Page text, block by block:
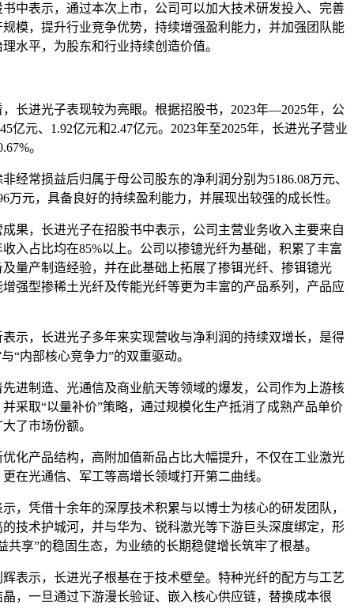
表示，通过本次上市，公司可以加大技术研发投入、完善
模，提升行业竞争优势，持续增强盈利能力，并加强团队能
水平，为股东和行业持续创造价值。
进光子表现较为亮眼。根据招股书，2023年—2025年，公
亿元、1.92亿元和2.47亿元。2023年至2025年，长进光子营业
。
常损益后归属于母公司股东的净利润分别为5186.08万元、
万元，具备良好的持续盈利能力，并展现出较强的成长性。
，长进光子在招股书中表示，公司主营业务收入主要来自
入占比均在85%以上。公司以掺镱光纤为基础，积累了丰富
量产制造经验，并在此基础上拓展了掺铒光纤、掺铒镱光
增强型掺稀土光纤及传能光纤等更为丰富的产品系列，产品应
，长进光子多年来实现营收与净利润的持续双增长，是得
“内部核心竞争力”的双重驱动。
制造、光通信及商业航天等领域的爆发，公司作为上游核
采取“以量补价”策略，通过规模化生产抵消了成熟产品单价
了市场份额。
产品结构，高附加值新品占比大幅提升，不仅在工业激光
在光通信、 军工等高增长领域打开第二曲线。
凭借十余年的深厚技术积累与以博士为核心的研发团队，
技术护城河，并与华为、 锐科激光等下游巨头深度绑定，形
共享”的稳固生态，为业绩的长期稳健增长筑牢了根基。
示，长进光子根基在于技术壁垒。特种光纤的配方与工艺
，一旦通过下游漫长验证、嵌入核心供应链，替换成本很